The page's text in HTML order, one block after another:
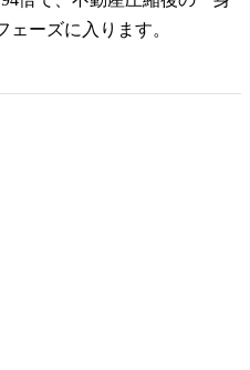
ーズに入ります。